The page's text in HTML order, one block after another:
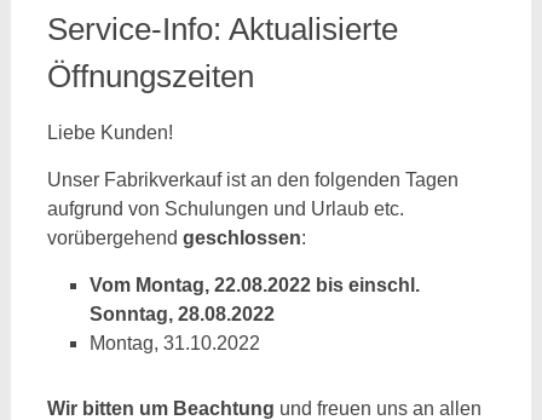
Service-Info: Aktualisierte
Öffnungszeiten
Liebe Kunden!
Unser Fabrikverkauf ist an den folgenden Tagen
aufgrund von Schulungen und Urlaub etc.
vorübergehend geschlossen:
Vom Montag, 22.08.2022 bis einschl.
Sonntag, 28.08.2022
Montag, 31.10.2022
Wir bitten um Beachtung und freuen uns an allen